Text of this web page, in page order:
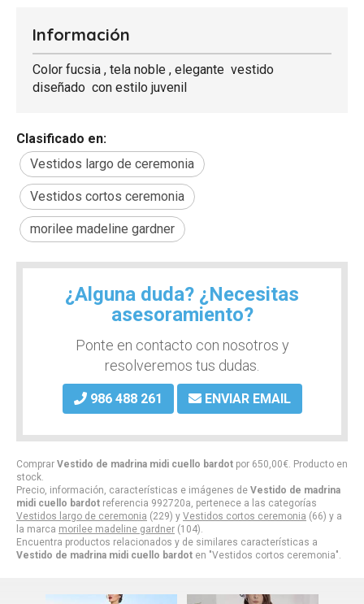
Comprar Vestido de madrina midi cuello bardot por 650,00€. Producto en
stock.
Precio, información, características e imágenes de Vestido de madrina
midi cuello bardot referencia 992720a, pertenece a las categorías
Vestidos largo de ceremonia (229) y Vestidos cortos ceremonia (66) y a
la marca morilee madeline gardner (104).
Encuentra productos relacionados y de similares características a
Vestido de madrina midi cuello bardot en "Vestidos cortos ceremonia".
Información
Color fucsia , tela noble , elegante vestido
diseñado con estilo juvenil
Clasificado en:
Vestidos largo de ceremonia
Vestidos cortos ceremonia
morilee madeline gardner
¿Alguna duda? ¿Necesitas
asesoramiento?
Ponte en contacto con nosotros y
resolveremos tus dudas.
986 488 261 ENVIAR EMAIL